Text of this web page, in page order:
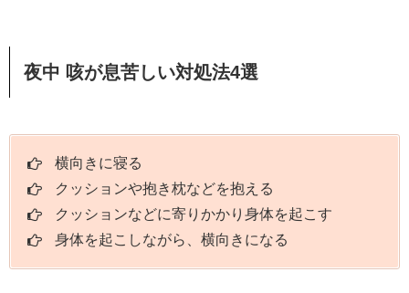
夜中 咳が息苦しい対処法4選
横向きに寝る
クッションや抱き枕などを抱える
クッションなどに寄りかかり身体を起こす
身体を起こしながら、横向きになる